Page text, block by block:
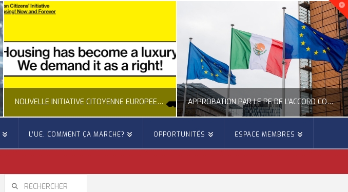
NOUVELLE INITIATIVE CITOYENNE EUROPÉENNE SUR LE LOGEMENT
ACTUALITÉ DE L'UNION EUROPÉENNE, ACTUALITÉ DE LA REPRÉSENTATION D’OCCITANIE EUROPE, CITOYENNETÉ, LOGEMENT
APPROBATION PAR LE PE DE L’ACCORD COMMERCIAL ENTRE L’UE ET LE MEXIQUE
ACTION EXTÉRIEURE, ACTUALITÉ DE L'UNION EUROPÉENNE
L’UE, COMMENT ÇA MARCHE? OPPORTUNITÉS ESPACE MEMBRES